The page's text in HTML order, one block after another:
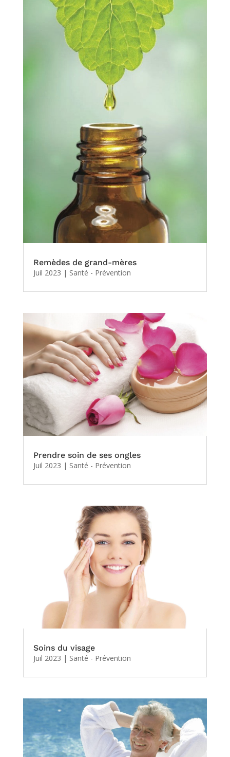
Remèdes de grand-mères
Juil 2023 | Santé - Prévention
Prendre soin de ses ongles
Juil 2023 | Santé - Prévention
Soins du visage
Juil 2023 | Santé - Prévention